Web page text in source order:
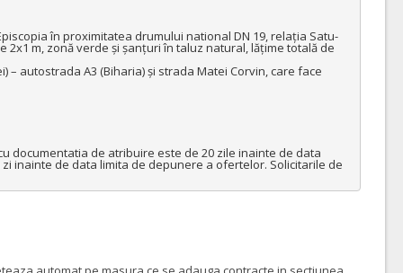
în proximitatea drumului national DN 19, relația Satu-
2x1 m, zonă verde și șanțuri în taluz natural, lățime totală de
autostrada A3 (Biharia) și strada Matei Corvin, care face
documentatia de atribuire este de 20 zile inainte de data
inainte de data limita de depunere a ofertelor. Solicitarile de